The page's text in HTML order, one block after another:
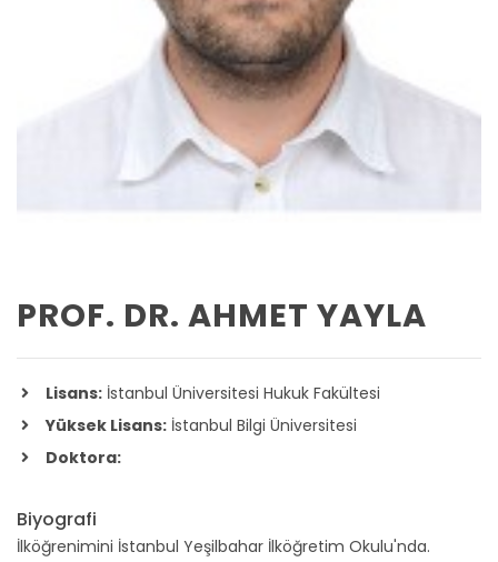
PROF. DR. AHMET YAYLA
Lisans: İstanbul Üniversitesi Hukuk Fakültesi
Yüksek Lisans: İstanbul Bilgi Üniversitesi
Doktora:
Biyografi
İlköğrenimini İstanbul Yeşilbahar İlköğretim Okulu'nda.